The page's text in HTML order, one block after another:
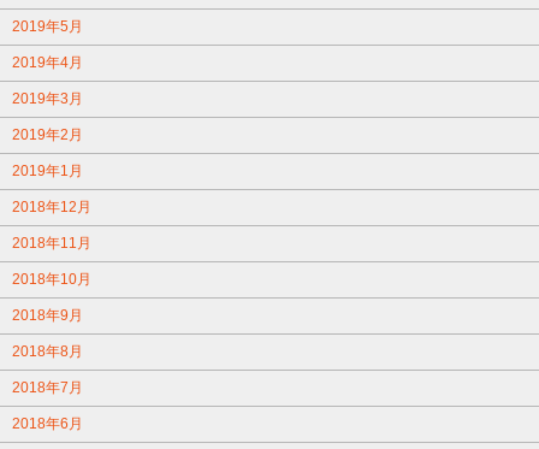
2019年5月
2019年4月
2019年3月
2019年2月
2019年1月
2018年12月
2018年11月
2018年10月
2018年9月
2018年8月
2018年7月
2018年6月